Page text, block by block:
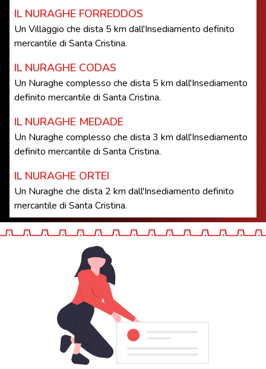
IL NURAGHE FORREDDOS
Un Villaggio che dista 5 km dall'Insediamento definito
mercantile di Santa Cristina.
IL NURAGHE CODAS
Un Nuraghe complesso che dista 5 km dall'Insediamento
definito mercantile di Santa Cristina.
IL NURAGHE MEDADE
Un Nuraghe complesso che dista 3 km dall'Insediamento
definito mercantile di Santa Cristina.
IL NURAGHE ORTEI
Un Nuraghe che dista 2 km dall'Insediamento definito
mercantile di Santa Cristina.